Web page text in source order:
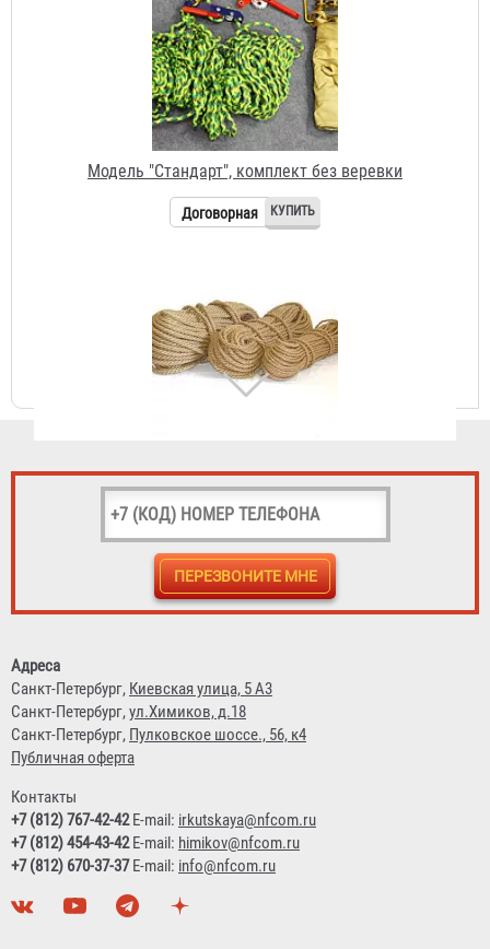
Веревка к "Компакт" исполнение "Офис" (1 метр пог.)
Веревка к "Стандарт" (1 метр пог.)
Договорная
Адреса
Санкт-Петербург, Киевская улица, 5 А3
Санкт-Петербург,ул.Химиков, д.18
Санкт-Петербург, Пулковское шоссе., 56, к4
Публичная оферта
Контакты
+7 (812) 767-42-42E-mail: irkutskaya@nfcom.ru
+7 (812) 454-43-42E-mail: himikov@nfcom.ru
+7 (812) 670-37-37E-mail: info@nfcom.ru